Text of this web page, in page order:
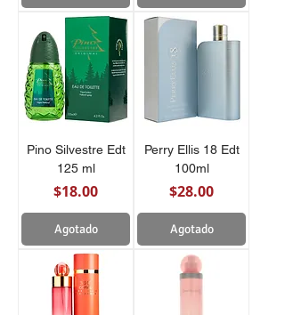
Pino Silvestre Edt
125 ml
Precio
$18.00
Agotado
Perry Ellis 18 Edt
100ml
Precio
$28.00
Agotado